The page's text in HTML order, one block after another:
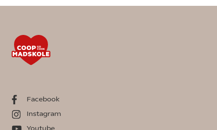
Facebook
Instagram
Youtube